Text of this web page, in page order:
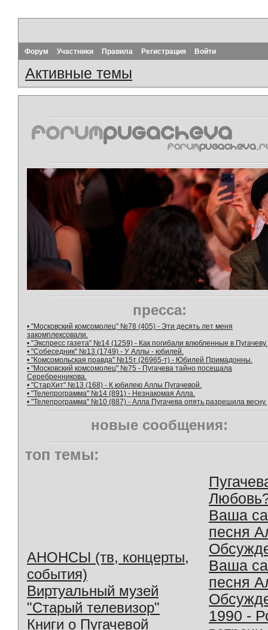
Форум Участники Правила Регистрация Войти
Активные темы
пресса:
• "Московский комсомолец" №78 (405) - Эти десять лет меня
закомплексовали.
• "Экспресс газета" №14 (1259) - Как погибали влюбленные в Пугачеву.
• "Собеседник" №13 (1749) - У Аллы - юбилей.
• "Комсомольская правда" №15т (26965-т) - Юбилей Примадонны.
• "Московский комсомолец" №75 - Пугачева тайно посещала
Серебренникова.
• "СтарХит" №13 (168) - К юбилею Аллы Пугачевой.
• "Телепрограмма" №14 (891) - Незнакомая Алла.
• "Телепрограмма" №10 (887) - Алла Пугачева опять разрешила весну.
новые сообщения:
топ темы:
АНОНСЫ (тв, концерты,
события)
Виртуальный музей
"Старый телевизор"
Книги о Пугачевой
Ваша
песня
Ваша
песня
1990 -